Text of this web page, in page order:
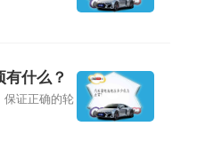
什么？
保证正确的轮